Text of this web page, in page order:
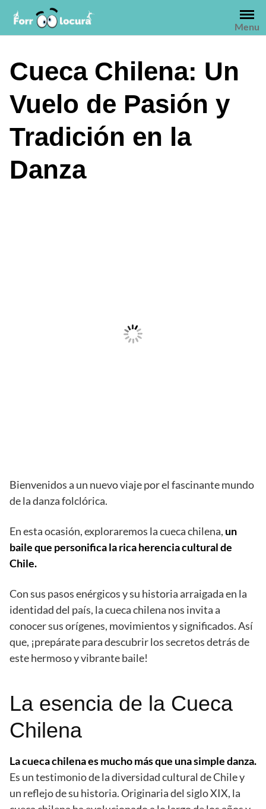
contenido
Menu
Cueca Chilena: Un
Vuelo de Pasión y
Tradición en la
Danza
Bienvenidos a un nuevo viaje por el fascinante mundo
de la danza folclórica.
En esta ocasión, exploraremos la cueca chilena, un
baile que personifica la rica herencia cultural de
Chile.
Con sus pasos enérgicos y su historia arraigada en la
identidad del país, la cueca chilena nos invita a
conocer sus orígenes, movimientos y significados. Así
que, ¡prepárate para descubrir los secretos detrás de
este hermoso y vibrante baile!
La esencia de la Cueca
Chilena
La cueca chilena es mucho más que una simple danza.
Es un testimonio de la diversidad cultural de Chile y
un reflejo de su historia. Originaria del siglo XIX, la